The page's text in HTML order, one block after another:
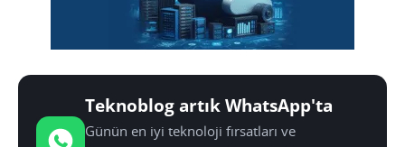
Teknoblog artık WhatsApp'ta
Günün en iyi teknoloji fırsatları ve